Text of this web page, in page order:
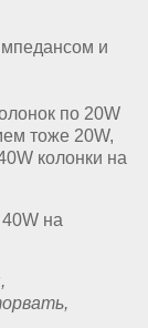
и
по 20W
тоже 20W,
колонки на
на